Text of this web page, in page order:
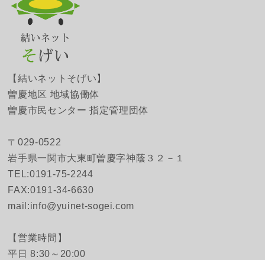
【結いネットそげい】
曽慶地区 地域協働体
曽慶市民センター 指定管理団体
〒029-0522
岩手県一関市大東町曽慶字神蔭３２－１
TEL:0191-75-2244
FAX:0191-34-6630
mail:info@yuinet-sogei.com
【営業時間】
平日 8:30～20:00